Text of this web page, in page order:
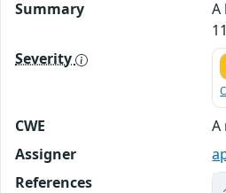
Summary
A
Severity
CWE
A
Assigner
References